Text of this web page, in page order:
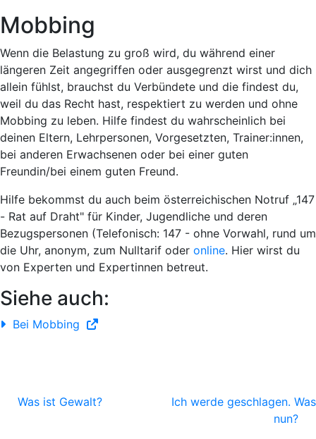
Mobbing
Wenn die Belastung zu groß wird, du während einer
längeren Zeit angegriffen oder ausgegrenzt wirst und dich
allein fühlst, brauchst du Verbündete und die findest du,
weil du das Recht hast, respektiert zu werden und ohne
Mobbing zu leben. Hilfe findest du wahrscheinlich bei
deinen Eltern, Lehrpersonen, Vorgesetzten, Trainer:innen,
bei anderen Erwachsenen oder bei einer guten
Freundin/bei einem guten Freund.
Hilfe bekommst du auch beim österreichischen Notruf „147
- Rat auf Draht" für Kinder, Jugendliche und deren
Bezugspersonen (Telefonisch: 147 - ohne Vorwahl, rund um
die Uhr, anonym, zum Nulltarif oder online. Hier wirst du
von Experten und Expertinnen betreut.
Siehe auch:
Bei Mobbing
Was ist Gewalt?
Ich werde geschlagen. Was
nun?